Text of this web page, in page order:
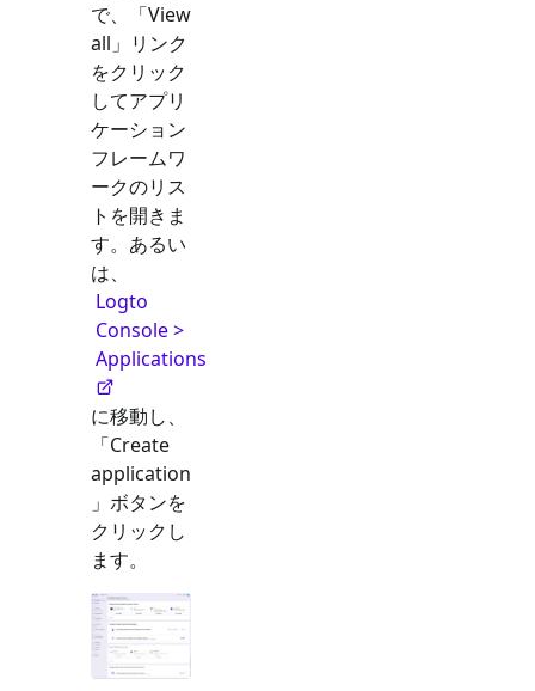
で、「View
all」リンク
をクリック
してアプリ
ケーション
フレームワ
ークのリス
トを開きま
す。あるい
は、
Logto
Console >
Applications
に移動し、
「Create
application
」ボタンを
クリックし
ます。